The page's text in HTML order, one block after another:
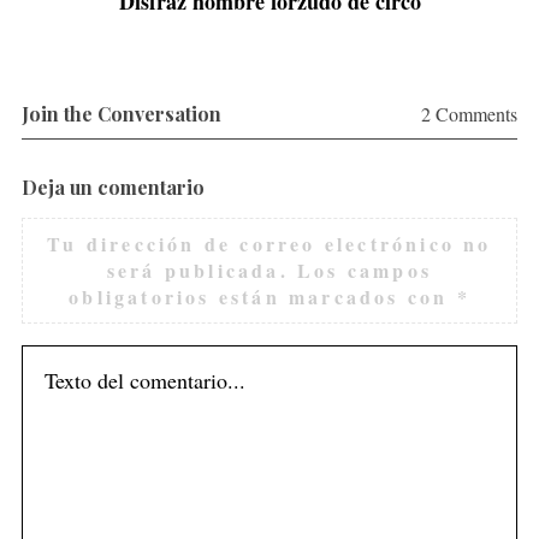
Join the Conversation 2 Comments
Deja un comentario
Tu dirección de correo electrónico no
será publicada. Los campos
obligatorios están marcados con *